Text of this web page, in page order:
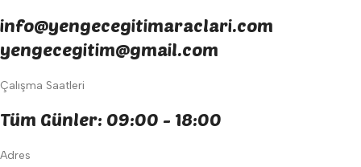
info@yengecegitimaraclari.com
yengecegitim@gmail.com
Çalışma Saatleri
Tüm Günler: 09:00 - 18:00
Adres